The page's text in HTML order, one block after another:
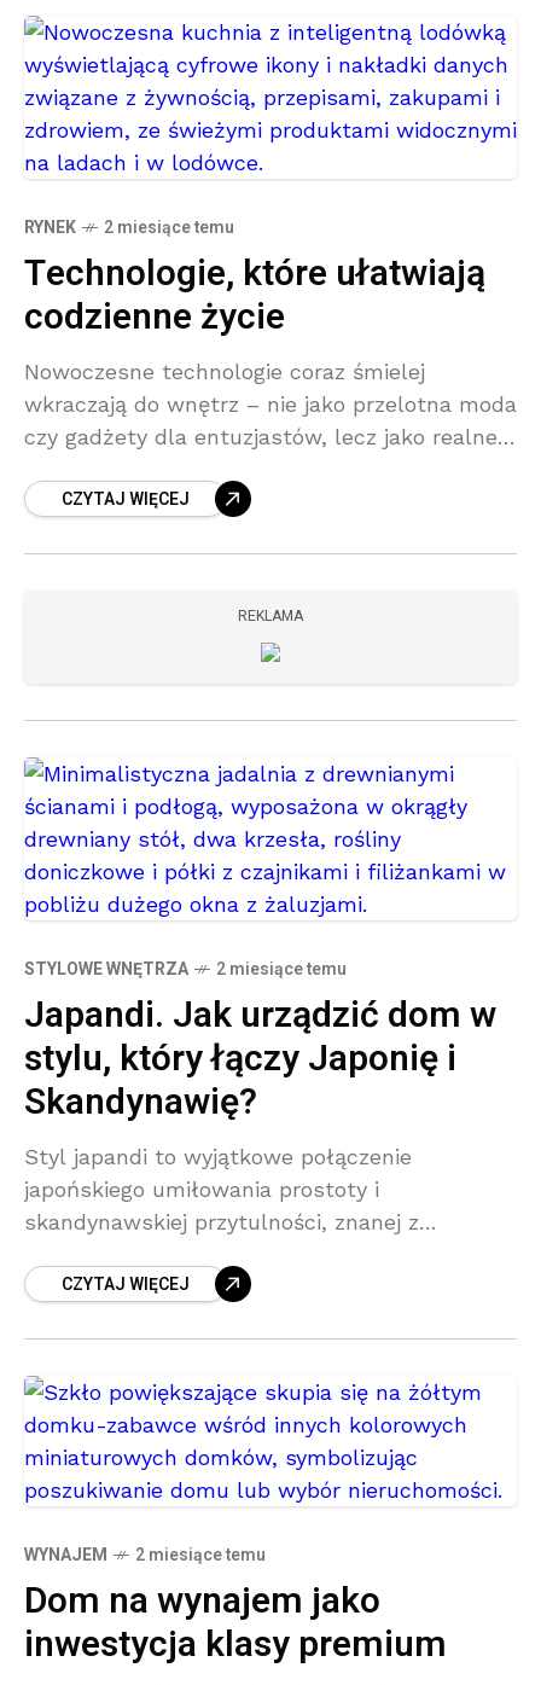
RYNEK 2 miesiące temu
Technologie, które ułatwiają
codzienne życie
Nowoczesne technologie coraz śmielej
wkraczają do wnętrz – nie jako przelotna moda
czy gadżety dla entuzjastów, lecz jako realne
urządzenia, systemy sterujące czy aplikacje
CZYTAJ WIĘCEJ
REKLAMA
STYLOWE WNĘTRZA 2 miesiące temu
Japandi. Jak urządzić dom w
stylu, który łączy Japonię i
Skandynawię?
Styl japandi to wyjątkowe połączenie
japońskiego umiłowania prostoty i
skandynawskiej przytulności, znanej z
stworzyć wnętrze, które zachwyca spokojem,
CZYTAJ WIĘCEJ
WYNAJEM 2 miesiące temu
Dom na wynajem jako
inwestycja klasy premium